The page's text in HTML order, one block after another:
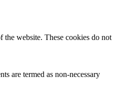
the website. These cookies do not
are termed as non-necessary